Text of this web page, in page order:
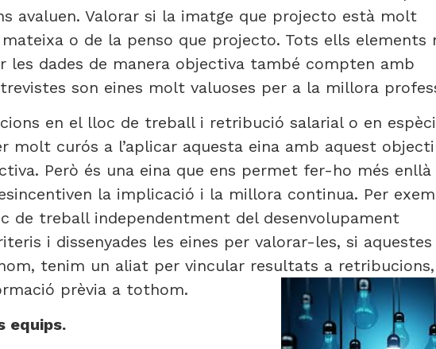
avaluen. Valorar si la imatge que projecto està molt
o de la penso que projecto. Tots ells elements
les dades de manera objectiva també compten amb
son eines molt valuoses per a la millora
en el lloc de treball i retribució salarial o en
molt curós a l’aplicar aquesta eina amb aquest
Però és una eina que ens permet fer-ho més enllà
la implicació i la millora continua. Per
de treball independentment del desenvolupament
i dissenyades les eines per valorar-les, si aquestes
tenim un aliat per vincular resultats a
prèvia a tothom.
equips.